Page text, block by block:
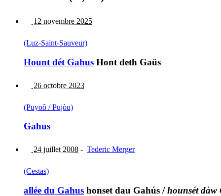
12 novembre 2025
(Luz-Saint-Sauveur)
Hount dét Gahus Hont deth Gaüs
26 octobre 2023
(Puyoô / Pujòu)
Gahus
24 juillet 2008 - Tederic Merger
(Cestas)
allée du Gahus honset dau Gahús /hounsét dàw